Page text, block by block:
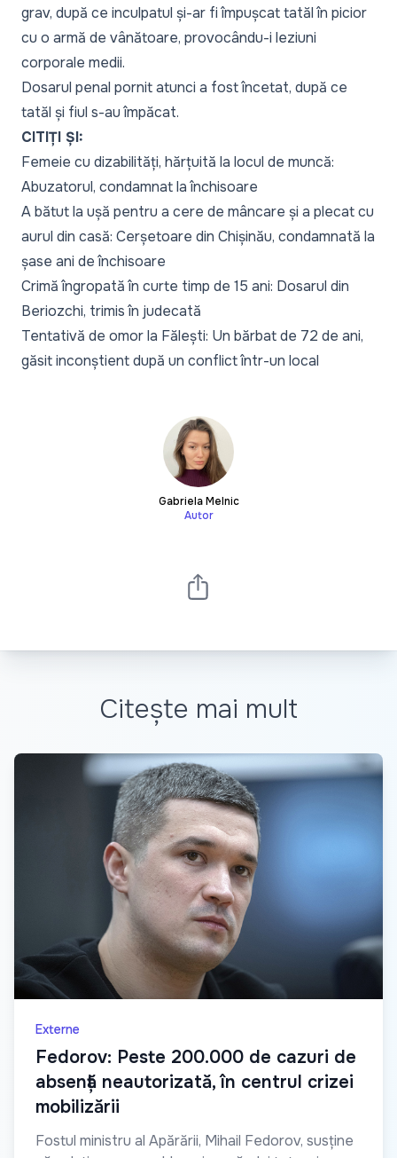
grav, după ce inculpatul și-ar fi împușcat tatăl în picior
cu o armă de vânătoare, provocându-i leziuni
corporale medii.
Dosarul penal pornit atunci a fost încetat, după ce
tatăl și fiul s-au împăcat.
CITIȚI ȘI:
Femeie cu dizabilități, hărțuită la locul de muncă:
Abuzatorul, condamnat la închisoare
A bătut la ușă pentru a cere de mâncare și a plecat cu
aurul din casă: Cerșetoare din Chișinău, condamnată la
șase ani de închisoare
Crimă îngropată în curte timp de 15 ani: Dosarul din
Beriozchi, trimis în judecată
Tentativă de omor la Fălești: Un bărbat de 72 de ani,
găsit inconștient după un conflict într-un local
Gabriela Melnic
Autor
Citește mai mult
Externe
Fedorov: Peste 200.000 de cazuri de
absență neautorizată, în centrul crizei
mobilizării
Fostul ministru al Apărării, Mihail Fedorov, susține